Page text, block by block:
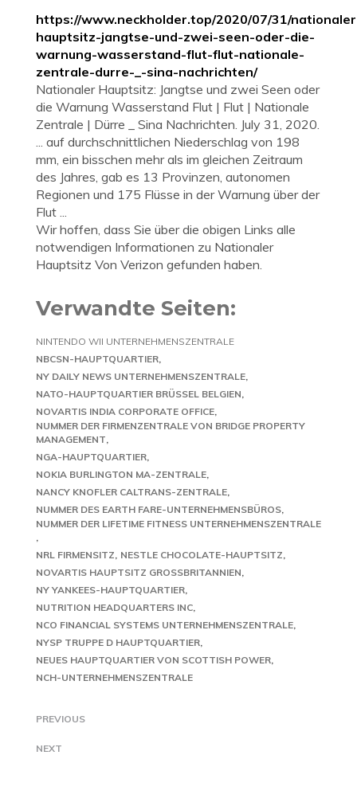
https://www.neckholder.top/2020/07/31/
hauptsitz-jangtse-und-zwei-seen-oder-die-
warnung-wasserstand-flut-flut-nationale-
zentrale-durre-_-sina-nachrichten/
Nationaler Hauptsitz: Jangtse und zwei Seen oder
die Warnung Wasserstand Flut | Flut | Nationale
Zentrale | Dürre _ Sina Nachrichten. July 31, 2020.
... auf durchschnittlichen Niederschlag von 198
mm, ein bisschen mehr als im gleichen Zeitraum
des Jahres, gab es 13 Provinzen, autonomen
Regionen und 175 Flüsse in der Warnung über der
Flut ...
Wir hoffen, dass Sie über die obigen Links alle
notwendigen Informationen zu Nationaler
Hauptsitz Von Verizon gefunden haben.
Verwandte Seiten:
NINTENDO WII UNTERNEHMENSZENTRALE
NBCSN-HAUPTQUARTIER
NY DAILY NEWS UNTERNEHMENSZENTRALE
NATO-HAUPTQUARTIER BRÜSSEL BELGIEN
NOVARTIS INDIA CORPORATE OFFICE
NUMMER DER FIRMENZENTRALE VON BRIDGE PROPERTY
MANAGEMENT
NGA-HAUPTQUARTIER
NOKIA BURLINGTON MA-ZENTRALE
NANCY KNOFLER CALTRANS-ZENTRALE
NUMMER DES EARTH FARE-UNTERNEHMENSBÜROS
NUMMER DER LIFETIME FITNESS UNTERNEHMENSZENTRALE
NRL FIRMENSITZ NESTLE CHOCOLATE-HAUPTSITZ
NOVARTIS HAUPTSITZ GROSSBRITANNIEN
NY YANKEES-HAUPTQUARTIER
NUTRITION HEADQUARTERS INC
NCO FINANCIAL SYSTEMS UNTERNEHMENSZENTRALE
NYSP TRUPPE D HAUPTQUARTIER
NEUES HAUPTQUARTIER VON SCOTTISH POWER
NCH-UNTERNEHMENSZENTRALE
PREVIOUS
NEXT